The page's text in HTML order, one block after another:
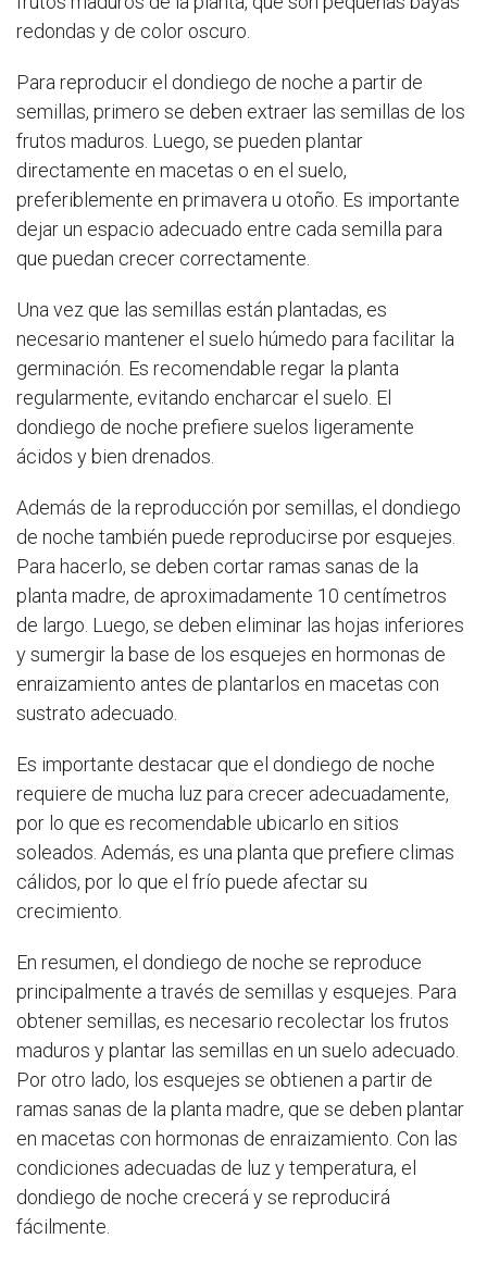
redondas y de color oscuro.
Para reproducir el dondiego de noche a partir de
semillas, primero se deben extraer las semillas de los
frutos maduros. Luego, se pueden plantar
directamente en macetas o en el suelo,
preferiblemente en primavera u otoño. Es importante
dejar un espacio adecuado entre cada semilla para
que puedan crecer correctamente.
Una vez que las semillas están plantadas, es
necesario mantener el suelo húmedo para facilitar la
germinación. Es recomendable regar la planta
regularmente, evitando encharcar el suelo. El
dondiego de noche prefiere suelos ligeramente
ácidos y bien drenados.
Además de la reproducción por semillas, el dondiego
de noche también puede reproducirse por esquejes.
Para hacerlo, se deben cortar ramas sanas de la
planta madre, de aproximadamente 10 centímetros
de largo. Luego, se deben eliminar las hojas inferiores
y sumergir la base de los esquejes en hormonas de
enraizamiento antes de plantarlos en macetas con
sustrato adecuado.
Es importante destacar que el dondiego de noche
requiere de mucha luz para crecer adecuadamente,
por lo que es recomendable ubicarlo en sitios
soleados. Además, es una planta que prefiere climas
cálidos, por lo que el frío puede afectar su
crecimiento.
En resumen, el dondiego de noche se reproduce
principalmente a través de semillas y esquejes. Para
obtener semillas, es necesario recolectar los frutos
maduros y plantar las semillas en un suelo adecuado.
Por otro lado, los esquejes se obtienen a partir de
ramas sanas de la planta madre, que se deben plantar
en macetas con hormonas de enraizamiento. Con las
condiciones adecuadas de luz y temperatura, el
dondiego de noche crecerá y se reproducirá
fácilmente.